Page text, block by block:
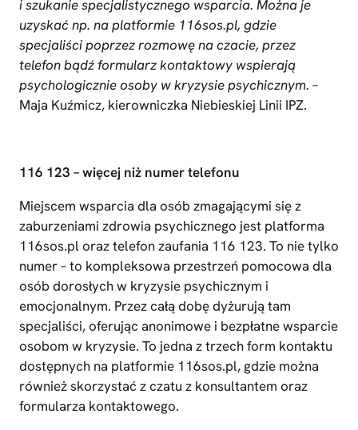
i szukanie specjalistycznego wsparcia. Można je
uzyskać np. na platformie 116sos.pl, gdzie
specjaliści poprzez rozmowę na czacie, przez
telefon bądź formularz kontaktowy wspierają
psychologicznie osoby w kryzysie psychicznym. –
Maja Kuźmicz, kierowniczka Niebieskiej Linii IPZ.
116 123 – więcej niż numer telefonu
Miejscem wsparcia dla osób zmagającymi się z
zaburzeniami zdrowia psychicznego jest platforma
116sos.pl oraz telefon zaufania 116 123. To nie tylko
numer – to kompleksowa przestrzeń pomocowa dla
osób dorosłych w kryzysie psychicznym i
emocjonalnym. Przez całą dobę dyżurują tam
specjaliści, oferując anonimowe i bezpłatne wsparcie
osobom w kryzysie. To jedna z trzech form kontaktu
dostępnych na platformie 116sos.pl, gdzie można
również skorzystać z czatu z konsultantem oraz
formularza kontaktowego.